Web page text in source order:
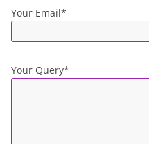
Your Email*
Your Query*